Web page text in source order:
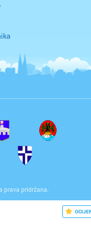
prava pridržana.